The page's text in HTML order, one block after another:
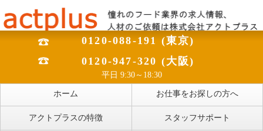
0120-088-191 (東京)
0120-947-320 (大阪)
平日 9:30～18:30
ホーム お仕事をお探しの方へ
アクトプラスの特徴 スタッフサポート